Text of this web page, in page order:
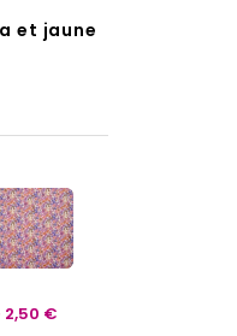
et jaune
2,50 €